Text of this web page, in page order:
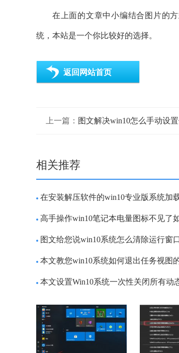
在上面的文章中小编结合图片的
统，本站是一个你比较好的选择。
返回网站首页
上一篇： 图文解决win10怎么手动设置代理
相关推荐
在安装解压软件的win10专业版系统加
高手操作win10笔记本电量图标不见了
图文给您说win10系统怎么清除运行窗
本文教您win10系统如何退出任务视图
本文设置Win10系统一次性关闭所有动